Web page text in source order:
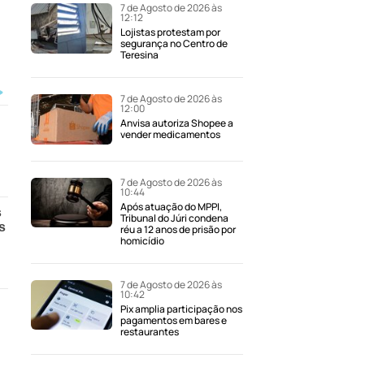
7 de Agosto de 2026 às
12:12
Lojistas protestam por
segurança no Centro de
Teresina
7 de Agosto de 2026 às
12:00
Anvisa autoriza Shopee a
vender medicamentos
7 de Agosto de 2026 às
10:44
Após atuação do MPPI,
Tribunal do Júri condena
réu a 12 anos de prisão por
homicídio
7 de Agosto de 2026 às
10:42
Pix amplia participação nos
pagamentos em bares e
restaurantes